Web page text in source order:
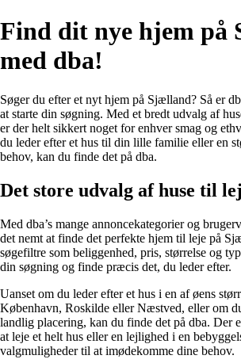
Find dit nye hjem på
med dba!
Søger du efter et nyt hjem på Sjælland? Så er
at starte din søgning. Med et bredt udvalg af
er der helt sikkert noget for enhver smag og
du leder efter et hus til din lille familie eller en
behov, kan du finde det på dba.
Det store udvalg af huse til
Med dba’s mange annoncekategorier og
det nemt at finde det perfekte hjem til leje på
søgefiltre som beliggenhed, pris, størrelse og
din søgning og finde præcis det, du leder efter.
Uanset om du leder efter et hus i en af øens
København, Roskilde eller Næstved, eller om
landlig placering, kan du finde det på dba. Der
at leje et helt hus eller en lejlighed i en
valgmuligheder til at imødekomme dine behov.